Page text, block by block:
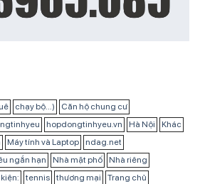
chạy bộ...)
Căn hộ chung cư
hopdongtinhyeu.vn Hà Nội
Khác
Máy tính và Laptop
ndag.net
ngắn hạn Nhà mặt phố
Nhà riêng
tennis thương mại
Trang chủ